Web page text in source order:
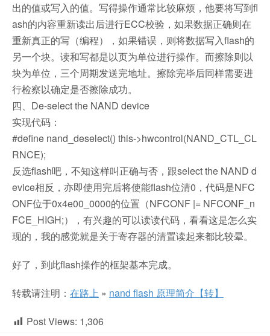
出的值或写入的值。写得操作通常比较麻烦，他要将写到fl
ash的内容重新读出后进行ECC校验，如果数据正确则在
重新真正的写（编程），如果错误，则将数据写入flash的
另一个块。读和写都是以页为单位进行操作。而擦除则以
块为单位，三个周期发送完地址。擦除完毕后同样需要进
行检察以确定是否擦除成功。
四、De-select the NAND device
实现代码：
#define nand_deselect() this->hwcontrol(NAND_CTL_CL
RNCE);
反选flash吧，不知这样叫正确与否，跟select the NAND d
evice相反，亦即使用完后将使能flash位清0，代码是NFC
ONF位于0x4e00_0000的位置（NFCONF |= NFCONF_n
FCE_HIGH;），有兴趣的可以读读代码，看看这是怎么实
现的，我的感觉就是关于寄存器的清置读起来都比较晕。
好了，到此flash操作的框架基本完成。
转载请注明： 在路上 » nand flash 原理简介【转】
Post Views: 1,306